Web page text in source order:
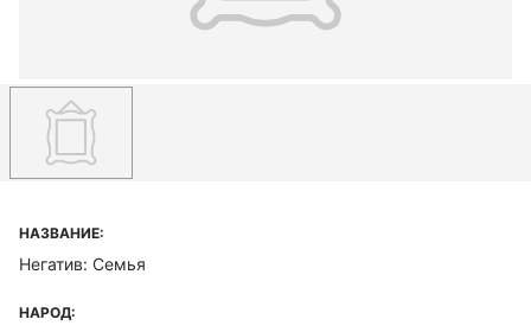
НАЗВАНИЕ:
Негатив: Семья
НАРОД: